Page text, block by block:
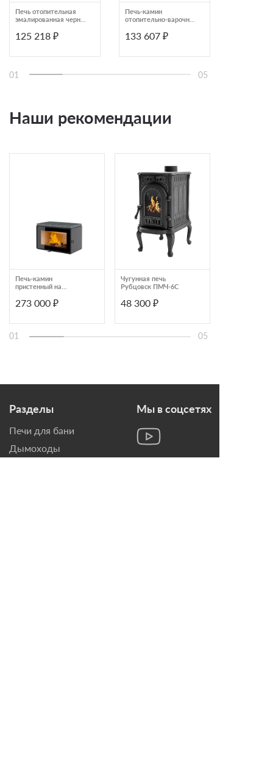
Печь отопительная
эмалированная черная
125 218 ₽
Печь-камин
отопительно-варочная
GLAS
133 607 ₽
01 05
Наши рекомендации
Печь-камин
пристенный на
800
273 000 ₽
Чугунная печь
Рубцовск ПМЧ-6С
48 300 ₽
01 05
Разделы
Печи для бани
Дымоходы
Мы в соцсетях